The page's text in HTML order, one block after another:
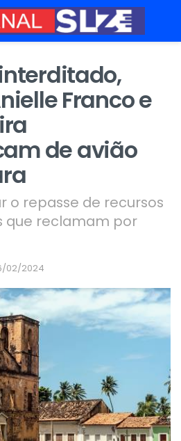
Franco e
de avião
o repasse de recursos
que reclamam por
02/2024